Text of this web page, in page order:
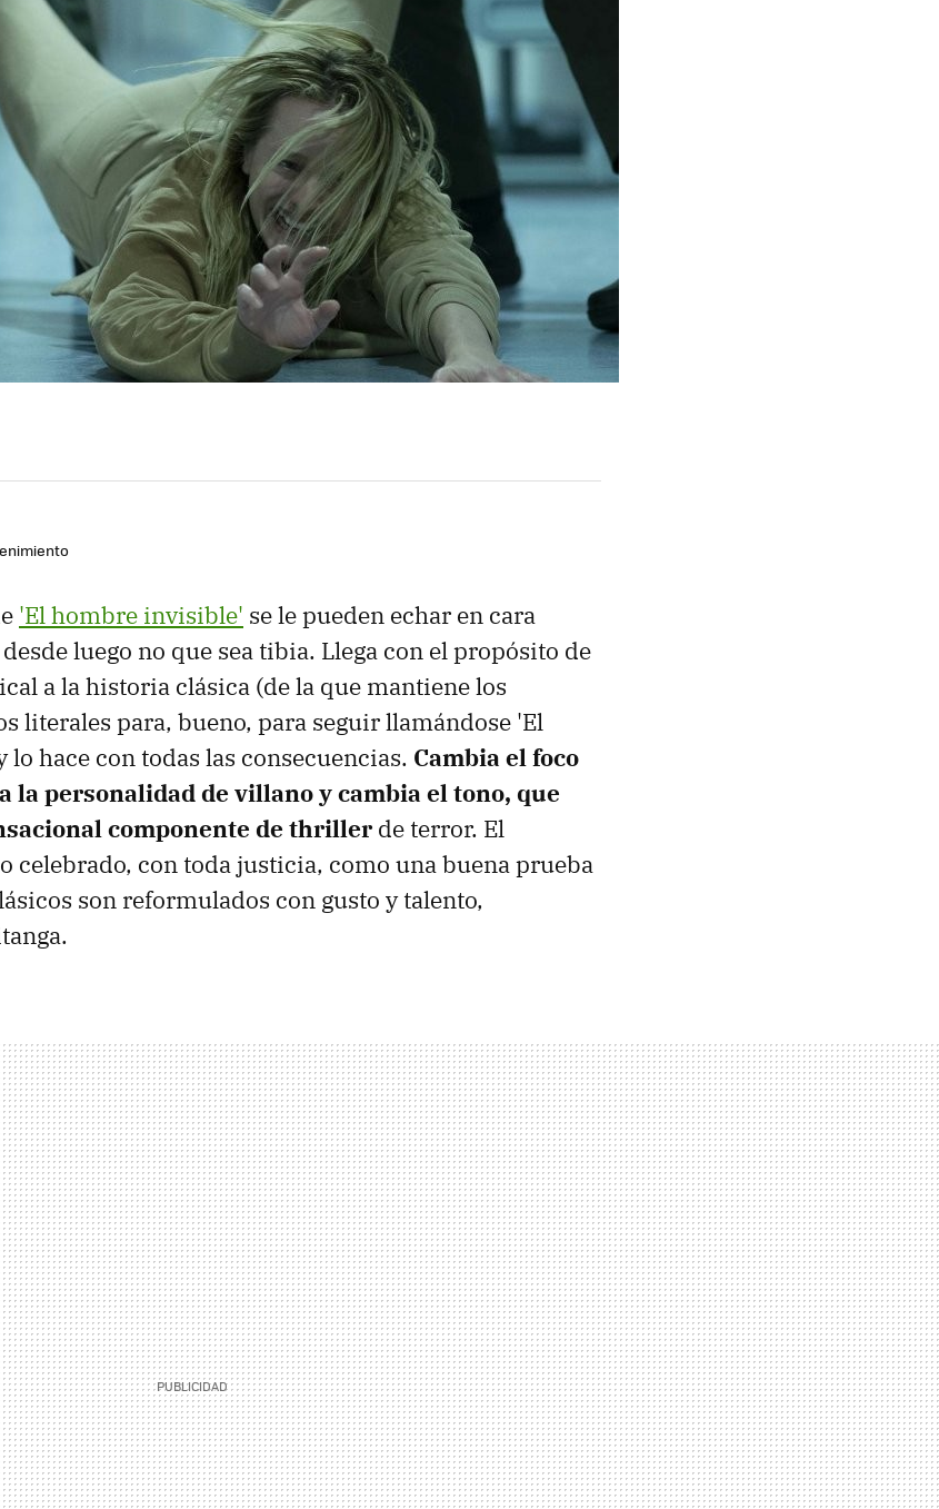
'El hombre invisible' se le pueden echar en cara
luego no que sea tibia. Llega con el propósito de
a la historia clásica (de la que mantiene los
literales para, bueno, para seguir llamándose 'El
hace con todas las consecuencias. Cambia el foco
la personalidad de villano y cambia el tono, que
componente de thriller de terror. El
celebrado, con toda justicia, como una buena prueba
son reformulados con gusto y talento,